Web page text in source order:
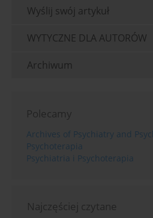
Wyślij swój artykuł
WYTYCZNE DLA AUTORÓW
Archiwum
Polecamy
Archives of Psychiatry and
Psychoterapia
Psychiatria i Psychoterapia
Najczęściej czytane